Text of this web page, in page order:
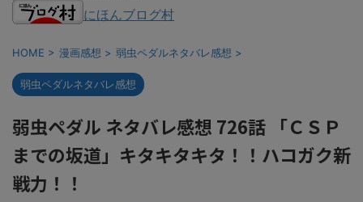
にほんブログ村
HOME > 漫画感想 > 弱虫ペダルネタバレ感想 >
弱虫ペダルネタバレ感想
弱虫ペダル ネタバレ感想 726話 「ＣＳＰ
までの坂道」キタキタキタ！！ハコガク新
戦力！！